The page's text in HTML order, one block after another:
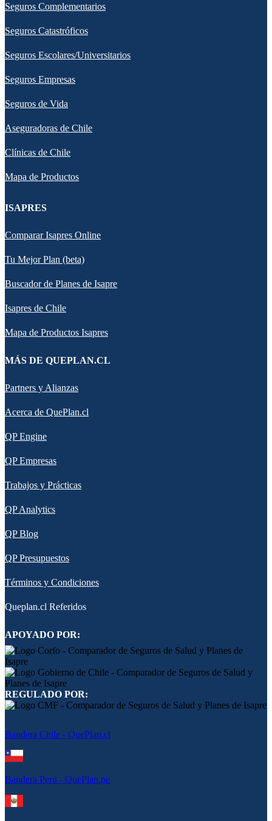
Seguros Complementarios
Seguros Catastróficos
Seguros Escolares/Universitarios
Seguros Empresas
Seguros de Vida
Aseguradoras de Chile
Clínicas de Chile
Mapa de Productos
ISAPRES
Comparar Isapres Online
Tu Mejor Plan (beta)
Buscador de Planes de Isapre
Isapres de Chile
Mapa de Productos Isapres
MÁS DE QUEPLAN.CL
Partners y Alianzas
Acerca de QuePlan.cl
QP Engine
QP Empresas
Trabajos y Prácticas
QP Analytics
QP Blog
QP Presupuestos
Términos y Condiciones
Queplan.cl Referidos
APOYADO POR:
REGULADO POR:
Bandera Chile - QuePlan.cl
Bandera Perú - QuePlan.pe